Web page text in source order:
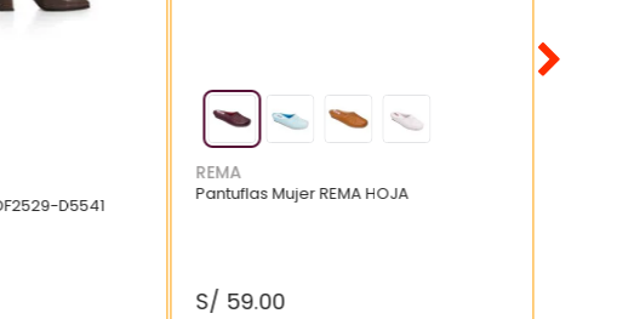
D5541
REMA
Pantuflas Mujer REMA HOJA
S/ 59.00